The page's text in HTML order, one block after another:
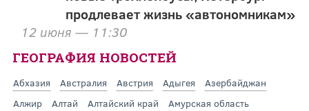
продлевает жизнь «автономникам»
12 июня — 11:30
ГЕОГРАФИЯ НОВОСТЕЙ
Абхазия Австралия Австрия Адыгея
Азербайджан
Алжир
Алтай Алтайский край
Амурская область